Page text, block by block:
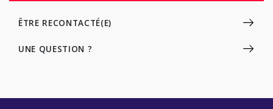
ÊTRE RECONTACTÉ(E)
UNE QUESTION ?